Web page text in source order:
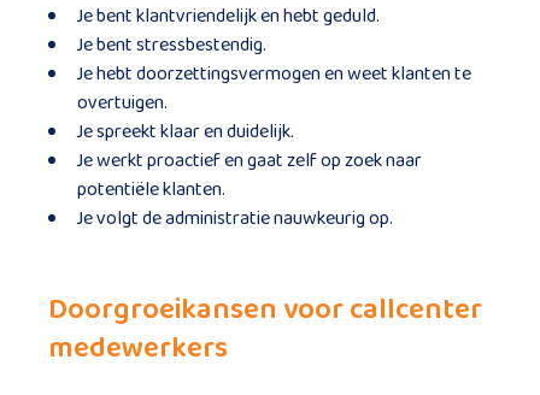
Je bent klantvriendelijk en hebt geduld.
Je bent stressbestendig.
Je hebt doorzettingsvermogen en weet klanten te
overtuigen.
Je spreekt klaar en duidelijk.
Je werkt proactief en gaat zelf op zoek naar
potentiële klanten.
Je volgt de administratie nauwkeurig op.
Doorgroeikansen voor callcenter
medewerkers